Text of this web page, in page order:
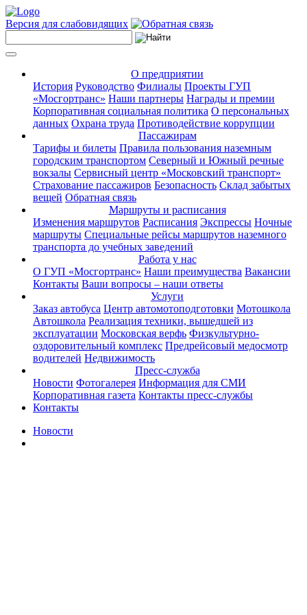
Версия для слабовидящих
О предприятии
История Руководство Филиалы Проекты ГУП
«Мосгортранс» Наши партнеры Награды и премии
Корпоративная социальная политика О персональных
данных Охрана труда Противодействие коррупции
Пассажирам
Тарифы и билеты Правила пользования наземным
городским транспортом Северный и Южный речные
вокзалы Сервисный центр «Московский транспорт»
Страхование пассажиров Безопасность Склад забытых
вещей Обратная связь
Маршруты и расписания
Изменения маршрутов Расписания Экспрессы Ночные
маршруты Специальные рейсы маршрутов наземного
транспорта до учебных заведений
Работа у нас
О ГУП «Мосгортранс» Наши преимущества Вакансии
Контакты Ваши вопросы – наши ответы
Услуги
Заказ автобуса Центр автомотоподготовки Мотошкола
Автошкола Реализация техники, вышедшей из
эксплуатации Московская верфь Физкультурно-
оздоровительный комплекс Предрейсовый медосмотр
водителей Недвижимость
Пресс-служба
Новости Фотогалерея Информация для СМИ
Корпоративная газета Контакты пресс-службы
Контакты
Новости